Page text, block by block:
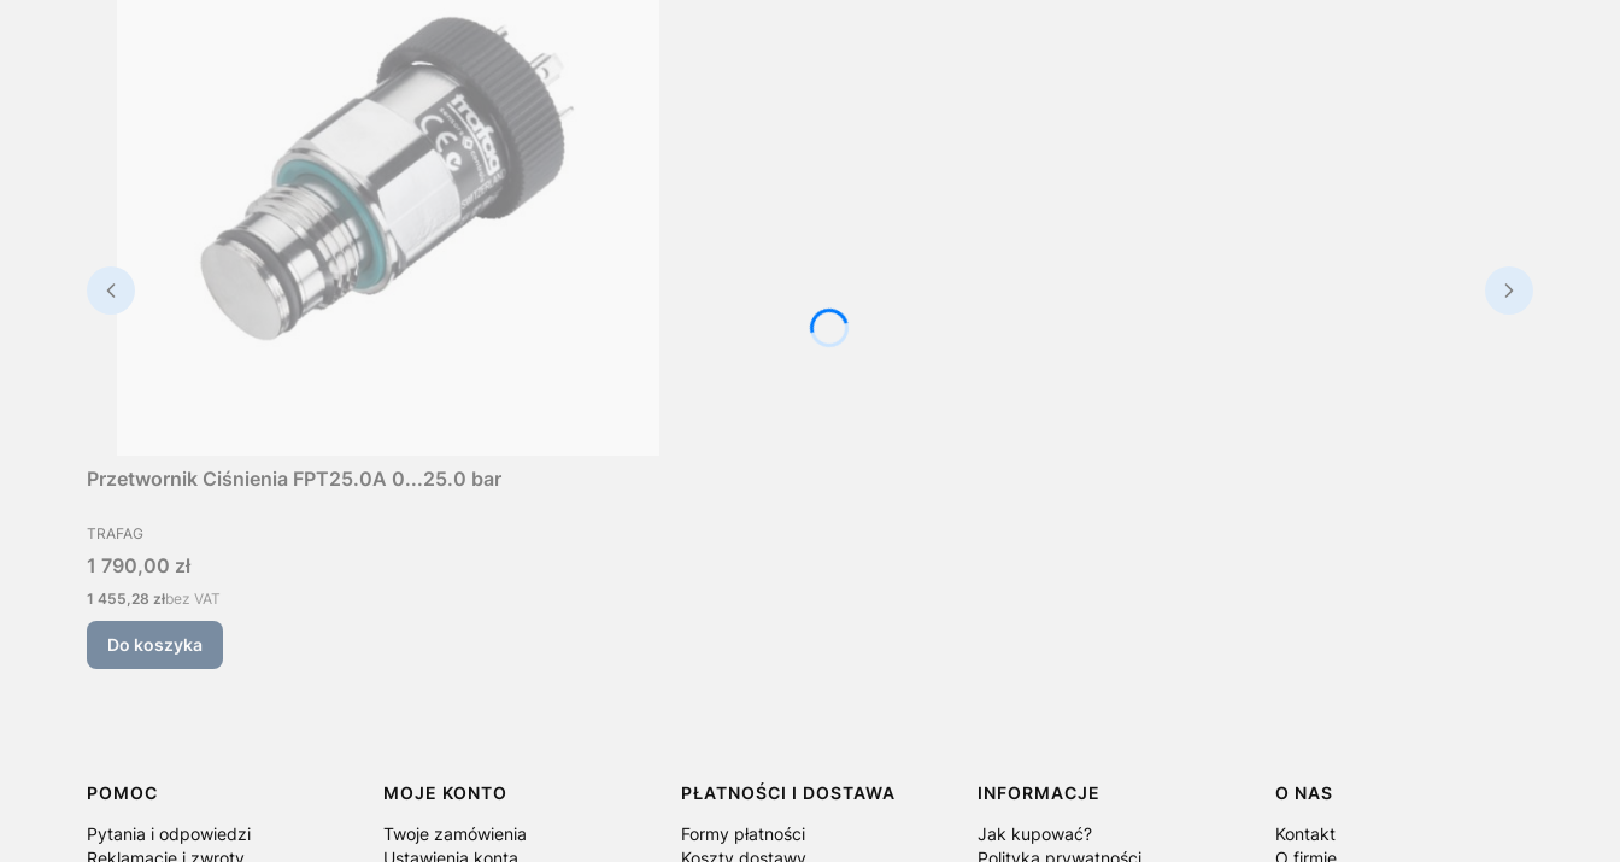
Przetwornik Ciśnienia FPT25.0A 0...25.0 bar
PRODUCENT
TRAFAG
Cena
1 790,00 zł
Cena
1 455,28 złbez VAT
Do koszyka
Linki w stopce
POMOC
Pytania i odpowiedzi
Reklamacje i zwroty
MOJE KONTO
Twoje zamówienia
Ustawienia konta
PŁATNOŚCI I DOSTAWA
Formy płatności
Koszty dostawy
INFORMACJE
Jak kupować?
Polityka prywatności
O NAS
Kontakt
O firmie